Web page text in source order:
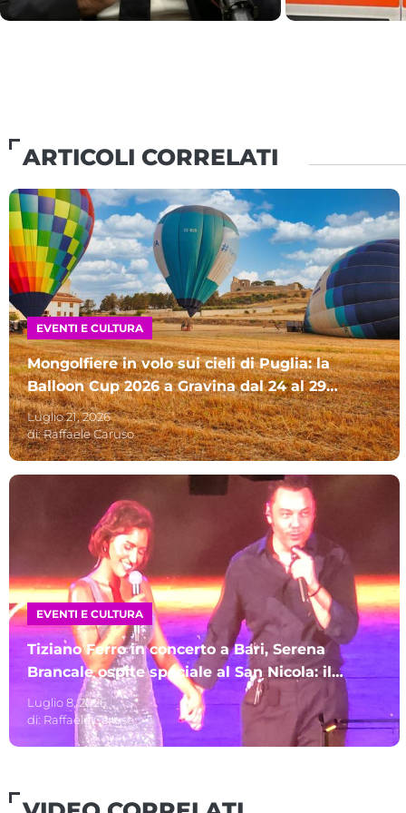
al Comune
ARTICOLI CORRELATI
EVENTI E CULTURA
Mongolfiere in volo sui cieli di Puglia: la
Balloon Cup 2026 a Gravina dal 24 al 29
agosto
Luglio 21, 2026
di:Raffaele Caruso
EVENTI E CULTURA
Tiziano Ferro in concerto a Bari, Serena
Brancale ospite speciale al San Nicola: il
duetto infiamma il pubblico
Luglio 8, 2026
di: Raffaele Caruso